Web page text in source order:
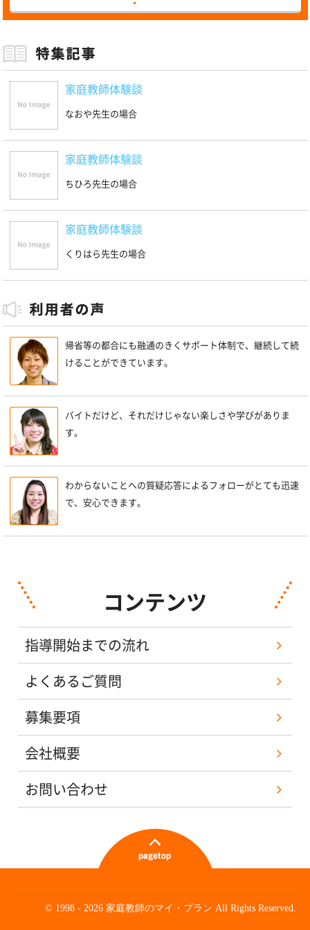
家庭教師体験談
なおや先生の場合
家庭教師体験談
ちひろ先生の場合
家庭教師体験談
くりはら先生の場合
帰省等の都合にも融通のきくサポート体制で、継続して続
けることができています。
バイトだけど、それだけじゃない楽しさや学びがありま
す。
わからないことへの質疑応答によるフォローがとても迅速
で、安心できます。
コンテンツ
指導開始までの流れ
よくあるご質問
募集要項
会社概要
お問い合わせ
© 1998 - 2026 家庭教師のマイ・プラン All Rights Reserved.